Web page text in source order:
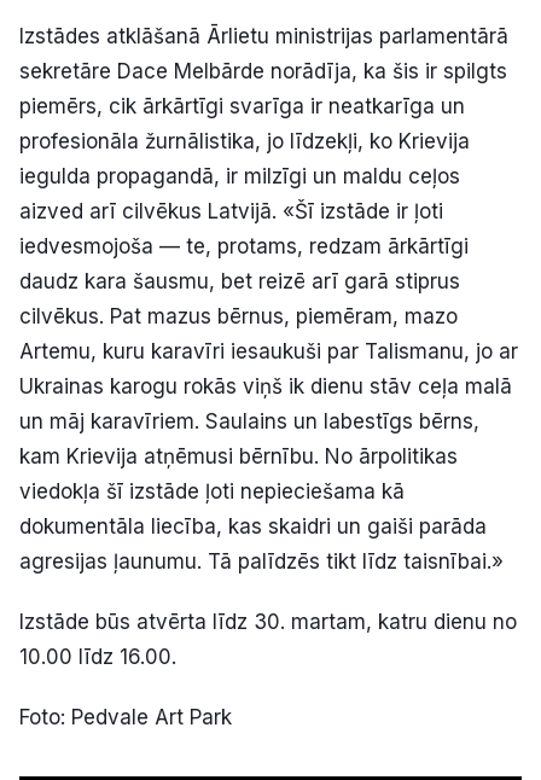
Izstādes atklāšanā Ārlietu ministrijas parlamentārā
sekretāre Dace Melbārde norādīja, ka šis ir spilgts
piemērs, cik ārkārtīgi svarīga ir neatkarīga un
profesionāla žurnālistika, jo līdzekļi, ko Krievija
iegulda propagandā, ir milzīgi un maldu ceļos
aizved arī cilvēkus Latvijā. «Šī izstāde ir ļoti
iedvesmojoša — te, protams, redzam ārkārtīgi
daudz kara šausmu, bet reizē arī garā stiprus
cilvēkus. Pat mazus bērnus, piemēram, mazo
Artemu, kuru karavīri iesaukuši par Talismanu, jo ar
Ukrainas karogu rokās viņš ik dienu stāv ceļa malā
un māj karavīriem. Saulains un labestīgs bērns,
kam Krievija atņēmusi bērnību. No ārpolitikas
viedokļa šī izstāde ļoti nepieciešama kā
dokumentāla liecība, kas skaidri un gaiši parāda
agresijas ļaunumu. Tā palīdzēs tikt līdz taisnībai.»
Izstāde būs atvērta līdz 30. martam, katru dienu no
10.00 līdz 16.00.
Foto: Pedvale Art Park